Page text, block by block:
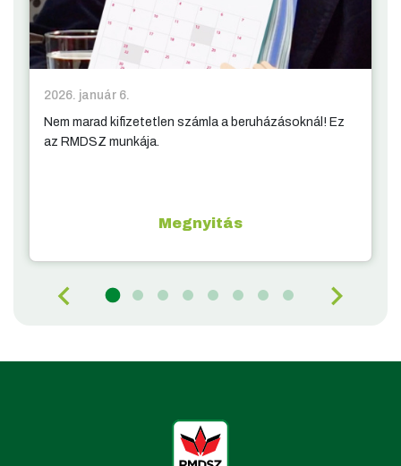
2026. január 6.
Nem marad kifizetetlen számla a beruházásoknál! Ez
az RMDSZ munkája.
Megnyitás